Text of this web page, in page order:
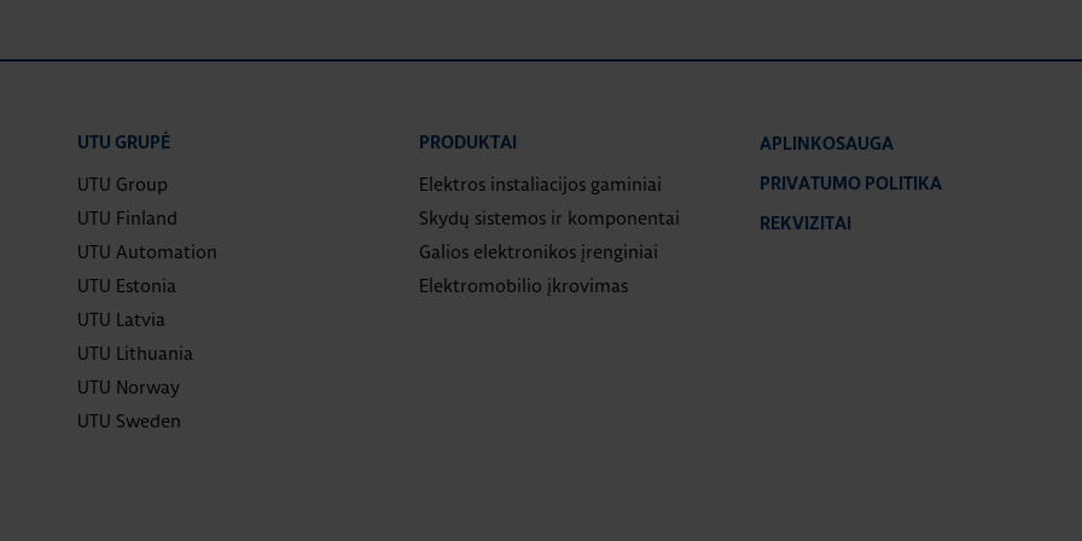
UTU GRUPĖ
UTU Group
UTU Finland
UTU Automation
UTU Estonia
UTU Latvia
UTU Lithuania
UTU Norway
UTU Sweden
PRODUKTAI
Elektros instaliacijos gaminiai
Skydų sistemos ir komponentai
Galios elektronikos įrenginiai
Elektromobilio įkrovimas
APLINKOSAUGA
PRIVATUMO POLITIKA
REKVIZITAI